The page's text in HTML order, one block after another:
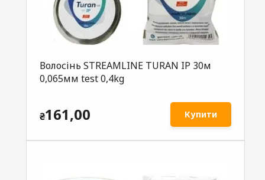
Волосінь STREAMLINE TURAN IP 30м
0,065мм test 0,4kg
₴161,00 Купити